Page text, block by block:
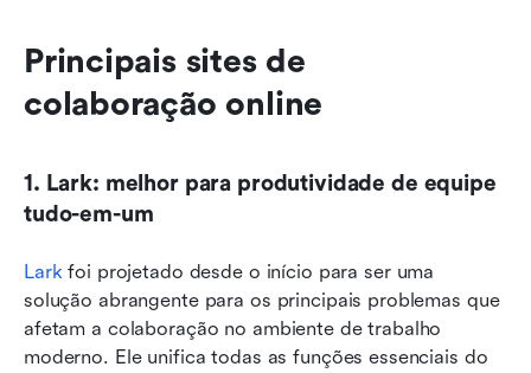
Principais sites de
colaboração online
1. Lark: melhor para produtividade de equipe
tudo-em-um
Lark foi projetado desde o início para ser uma
solução abrangente para os principais problemas que
afetam a colaboração no ambiente de trabalho
moderno. Ele unifica todas as funções essenciais do